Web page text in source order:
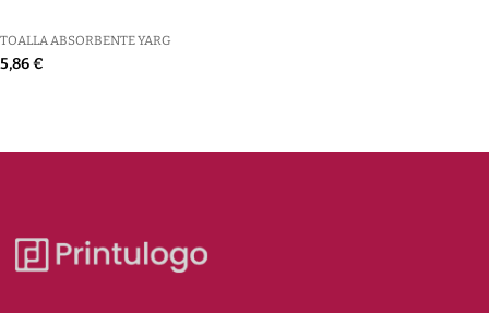
TOALLA ABSORBENTE YARG
5,86 €